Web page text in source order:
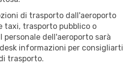
di trasporto dall'aeroporto
taxi, trasporto pubblico o
dell'aeroporto sarà
informazioni per consigliarti
trasporto.